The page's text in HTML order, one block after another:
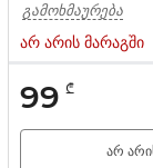
გამოხმაურება
არ არის მარაგში
99 ₾
არ